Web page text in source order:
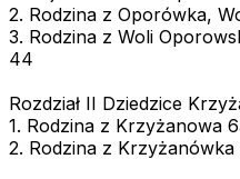
2. Rodzina z Oporówka,
3. Rodzina z Woli
44
Rozdział II Dziedzice
1. Rodzina z Krzyżanowa
2. Rodzina z Krzyżanówka